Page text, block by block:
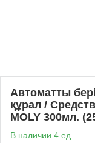
Автоматты
құрал /
MOLY 300мл.
В наличии 4 ед.